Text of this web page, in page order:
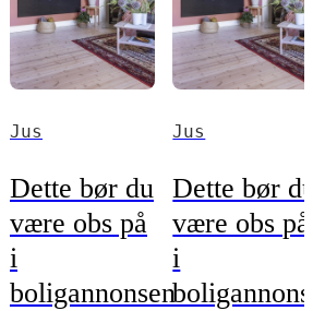
Jus
Dette bør du
være obs på
i
boligannonsen
Jus
Dette bør
være obs på
i